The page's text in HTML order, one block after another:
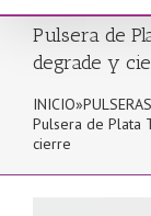
Pulsera de
degrade y
INICIO»
Pulsera de Plata
cierre